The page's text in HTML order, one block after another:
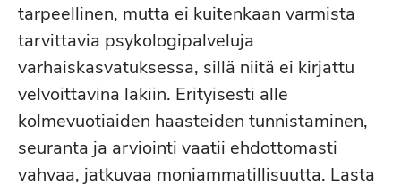
tarpeellinen, mutta ei kuitenkaan varmista
tarvittavia psykologipalveluja
varhaiskasvatuksessa, sillä niitä ei kirjattu
velvoittavina lakiin. Erityisesti alle
kolmevuotiaiden haasteiden tunnistaminen,
seuranta ja arviointi vaatii ehdottomasti
vahvaa, jatkuvaa moniammatillisuutta. Lasta